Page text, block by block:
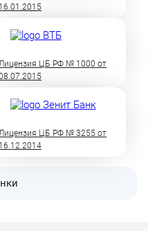
16.01.2015
ЦБ РФ № 1000 от
ЦБ РФ № 3255 от
16.12.2014